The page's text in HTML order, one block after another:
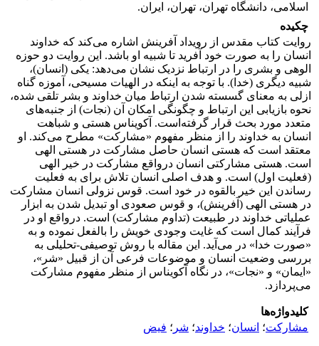
اسلامی، دانشگاه تهران، تهران، ایران.
چکیده
روایت کتاب مقدس از رویداد آفرینش اشاره می‌کند که خداوند
انسان را به صورت خود آفرید تا شبیه او باشد. این روایت دو حوزه
الوهی و بشری را در ارتباط نزدیک نشان می‌دهد: یکی (انسان)،
شبیه دیگری (خدا). با توجه به اینکه در الهیات مسیحی، آموزه گناه
ازلی به معنای گسسته شدن ارتباط میان خداوند و بشر تلقی شده،
نحوه بازیابی این ارتباط و چگونگی امکان آن (نجات) از جنبه‌های
متعدد مورد بحث قرار گرفته‌است. آکویناس هستی و شباهت
انسان به خداوند را از منظر مفهوم «مشارکت» مطرح می‌کند. او
معتقد است که هستی انسان حاصل مشارکت در هستی الهی
است. هستی مشارکتی انسان درواقع مشارکت در خیر الهی
(فعلیت اول) است. و هدف اصلی انسان تلاش برای به فعلیت
رساندن این خیر بالقوه در خود است. قوس نزولی انسان مشارکت
در هستی الهی (آفرینش)، و قوس صعودی او تبدیل شدن به ابزار
عملیاتی خداوند در طبیعت (تداوم مشارکت) است. درواقع او در
فرآیند کمال است که غایت وجودی خویش را بالفعل نموده و به
«صورت خدا» در می‌آید. این مقاله با روش توصیفی-تحلیلی به
بررسی وضعیت انسان و موضوعات فرعی آن از قبیل «شر»،
«ایمان» و «نجات»، در نگاه آکویناس از منظر مفهوم مشارکت
می‌پردازد.
کلیدواژه‌ها
مشارکت؛ انسان؛ خداوند؛ شر ؛ فیض